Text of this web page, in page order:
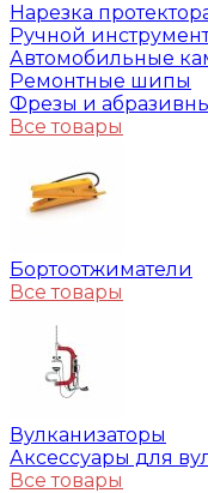
Нарезка
Ручной
Автомобильные
Ремонтные шипы
Фрезы и
Все товары
Бортоотжиматели
Все товары
Вулканизаторы
Аксессуары для
Все товары